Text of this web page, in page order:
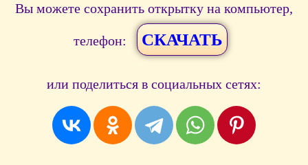
Вы можете сохранить открытку на компьютер,
телефон: СКАЧАТЬ
или поделиться в социальных сетях: